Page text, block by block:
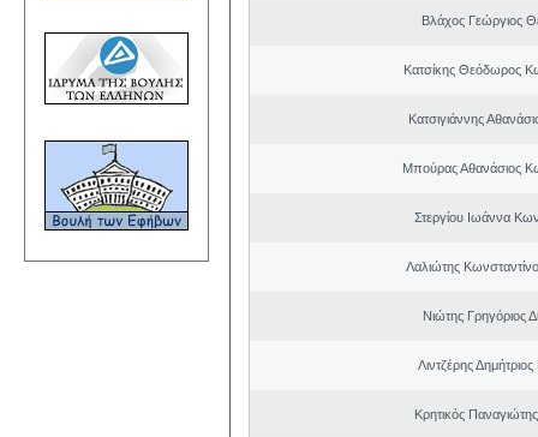
Βλάχος Γεώργιος
Κατσίκης Θεόδωρος
Κατσιγιάννης
Μπούρας Αθανάσιος
Στεργίου Ιωάννα
Λαλιώτης
Νιώτης Γρηγόριος
Λιντζέρης
Κρητικός